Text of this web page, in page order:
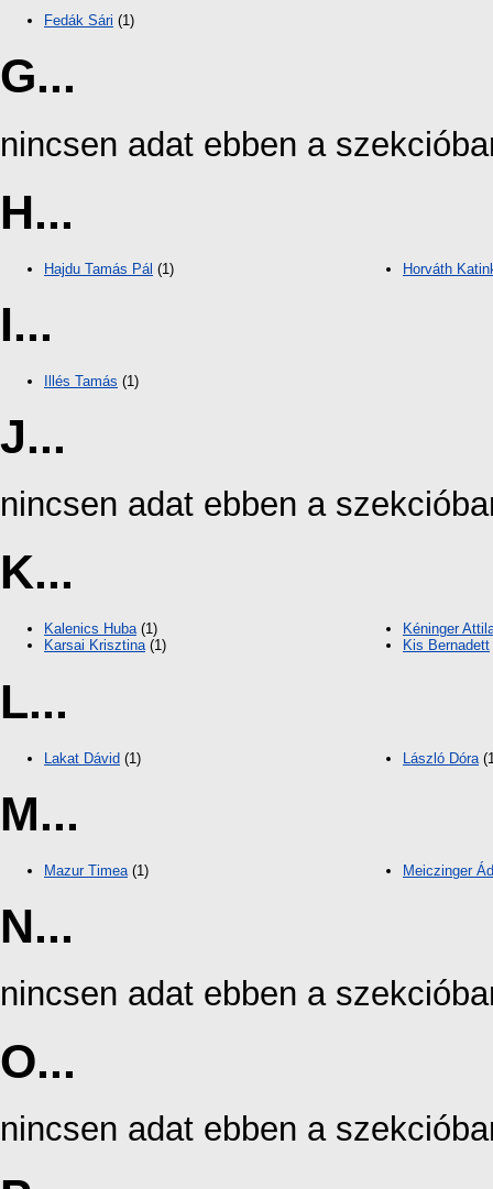
Fedák Sári (1)
G...
nincsen adat ebben a
H...
Hajdu Tamás Pál (1) Horváth
I...
Illés Tamás (1)
J...
nincsen adat ebben a
K...
Kalenics Huba(1)
Karsai Krisztina(1)
Kéninger
Kis Bernadett
L...
Lakat Dávid (1) László Dóra
M...
Mazur Timea (1) Meiczinger
N...
nincsen adat ebben a
O...
nincsen adat ebben a